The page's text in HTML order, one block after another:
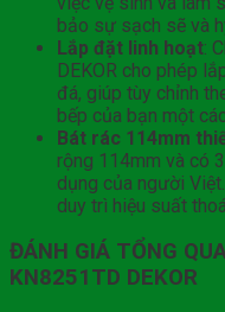
bảo sự sạch sẽ và
Lắp đặt linh hoạt:
DEKOR cho phép
đá, giúp tùy chỉnh
bếp của bạn một
Bát rác 114mm
rộng 114mm và có
dụng của người
duy trì hiệu suất
ĐÁNH GIÁ TỔNG
KN8251TD DEKOR